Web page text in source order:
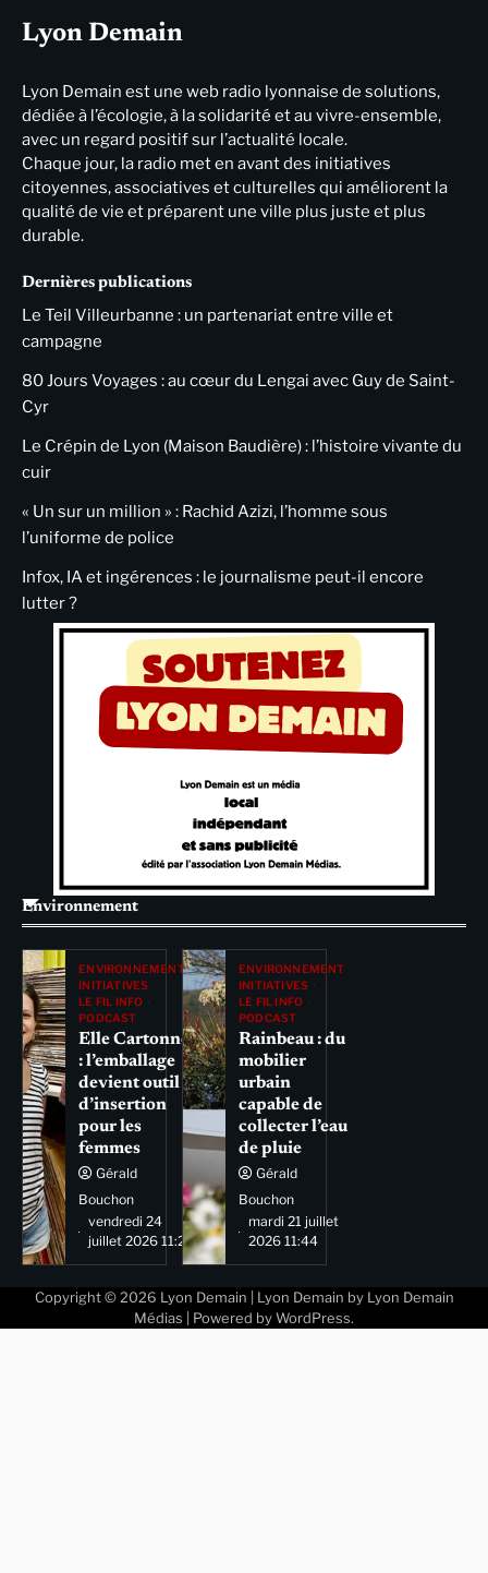
Lyon Demain
Lyon Demain est une web radio lyonnaise de solutions,
dédiée à l’écologie, à la solidarité et au vivre-ensemble,
avec un regard positif sur l’actualité locale.
Chaque jour, la radio met en avant des initiatives
citoyennes, associatives et culturelles qui améliorent la
qualité de vie et préparent une ville plus juste et plus
durable.
Dernières publications
Le Teil Villeurbanne : un partenariat entre ville et
campagne
80 Jours Voyages : au cœur du Lengai avec Guy de Saint-
Cyr
Le Crépin de Lyon (Maison Baudière) : l’histoire vivante du
cuir
« Un sur un million » : Rachid Azizi, l’homme sous
l’uniforme de police
Infox, IA et ingérences : le journalisme peut-il encore
lutter ?
Environnement
ENVIRONNEMENT
INITIATIVES
LE FIL INFO
PODCAST
Elle Cartonne
: l’emballage
devient outil
d’insertion
pour les
femmes
Gérald
Bouchon
vendredi 24
juillet 2026 11:29
ENVIRONNEMENT
INITIATIVES
LE FIL INFO
PODCAST
Rainbeau : du
mobilier
urbain
capable de
collecter l’eau
de pluie
Gérald
Bouchon
mardi 21 juillet
2026 11:44
Copyright © 2026 Lyon Demain | Lyon Demain by Lyon Demain
Médias | Powered by WordPress.